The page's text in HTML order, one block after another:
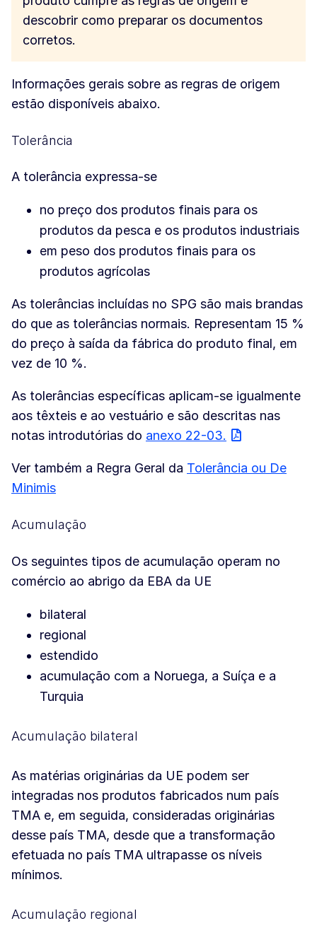
descobrir como preparar os documentos
corretos.
Informações gerais sobre as regras de origem
estão disponíveis abaixo.
Tolerância
A tolerância expressa-se
no preço dos produtos finais para os
produtos da pesca e os produtos industriais
em peso dos produtos finais para os
produtos agrícolas
As tolerâncias incluídas no SPG são mais brandas
do que as tolerâncias normais. Representam 15 %
do preço à saída da fábrica do produto final, em
vez de 10 %.
As tolerâncias específicas aplicam-se igualmente
aos têxteis e ao vestuário e são descritas nas
notas introdutórias do anexo 22-03.
Ver também a Regra Geral da Tolerância ou De
Minimis
Acumulação
Os seguintes tipos de acumulação operam no
comércio ao abrigo da EBA da UE
bilateral
regional
estendido
acumulação com a Noruega, a Suíça e a
Turquia
Acumulação bilateral
As matérias originárias da UE podem ser
integradas nos produtos fabricados num país
TMA e, em seguida, consideradas originárias
desse país TMA, desde que a transformação
efetuada no país TMA ultrapasse os níveis
mínimos.
Acumulação regional